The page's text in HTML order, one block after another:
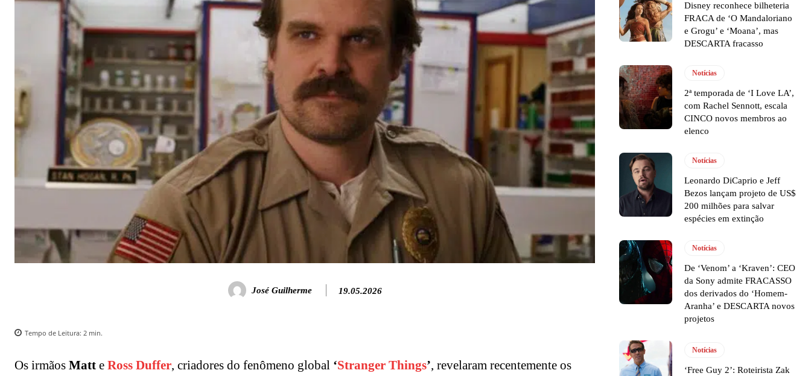
José Guilherme 19.05.2026
Tempo de Leitura: 2 min.
Os irmãos Matt e Ross Duffer, criadores do fenômeno global ‘Stranger Things’, revelaram recentemente os
Disney reconhece bilheteria
FRACA de ‘O Mandaloriano
e Grogu’ e ‘Moana’, mas
DESCARTA fracasso
Notícias
2ª temporada de ‘I Love LA’,
com Rachel Sennott, escala
CINCO novos membros ao
elenco
Notícias
Leonardo DiCaprio e Jeff
Bezos lançam projeto de US$
200 milhões para salvar
espécies em extinção
Notícias
De ‘Venom’ a ‘Kraven’: CEO
da Sony admite FRACASSO
dos derivados do ‘Homem-
Aranha’ e DESCARTA novos
projetos
Notícias
‘Free Guy 2’: Roteirista Zak